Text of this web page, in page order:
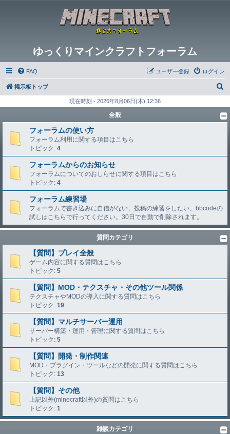
ゆっくりマインクラフトフォーラム
FAQ ログイン
ユーザー登録
掲示板トップ
現在時刻 - 2026年8月06日(木) 12:36
全般
フォーラムの使い方
フォーラム利用に関する項目はこちら
トピック: 4
フォーラムからのお知らせ
フォーラムについてのおしらせに関する項目はこちら
トピック: 4
フォーラム練習場
フォーラムで書き込みに自信がない、投稿の練習をしたい、bbcodeの
試しはこちらで行ってください。30日で自動で削除されます。
質問カテゴリ
【質問】プレイ全般
ゲーム内容に関する質問はこちら
トピック: 5
【質問】MOD・テクスチャ・その他ツール関係
テクスチャやMODの導入に関する質問はこちら
トピック: 19
【質問】マルチサーバー運用
サーバー構築・運用・管理に関する質問はこちら
トピック: 5
【質問】開発・制作関連
MOD・プラグイン・ツールなどの開発に関する質問はこちら
トピック: 13
【質問】その他
上記以外(minecraft以外)の質問はこちら
トピック: 1
雑談カテゴリ